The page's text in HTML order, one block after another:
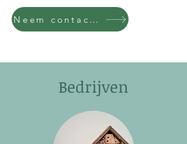
Neem contact op
Bedrijven